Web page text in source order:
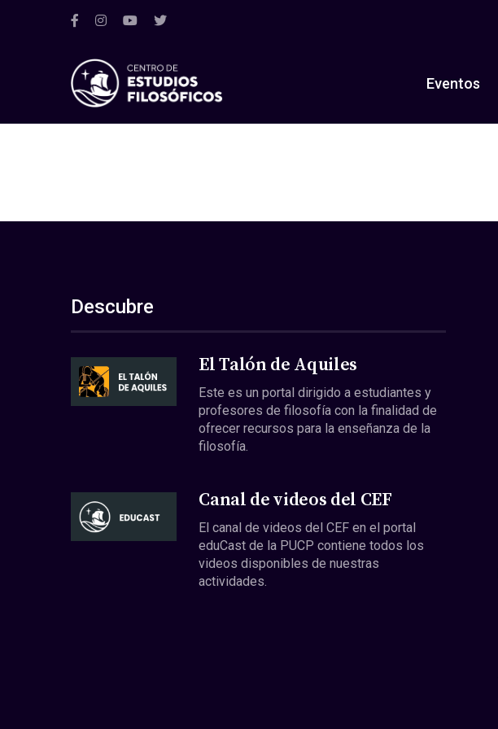
Eventos
Descubre
El Talón de Aquiles
Este es un portal dirigido a estudiantes y
profesores de filosofía con la finalidad de
ofrecer recursos para la enseñanza de la
filosofía.
Canal de videos del CEF
El canal de videos del CEF en el portal
eduCast de la PUCP contiene todos los
videos disponibles de nuestras
actividades.